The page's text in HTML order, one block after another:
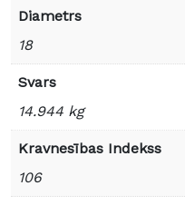
Diametrs
18
Svars
14.944 kg
Kravnesības Indekss
106